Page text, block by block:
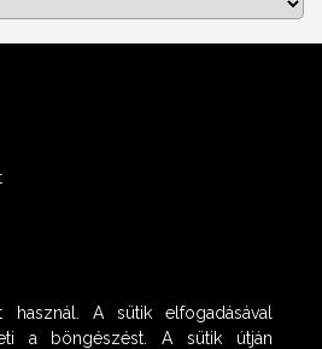
A sütik elfogadásával
a böngészést. A sütik útján